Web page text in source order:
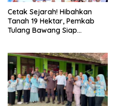
Cetak Sejarah! Hibahkan
Tanah 19 Hektar, Pemkab
Tulang Bawang Siap
Lampung